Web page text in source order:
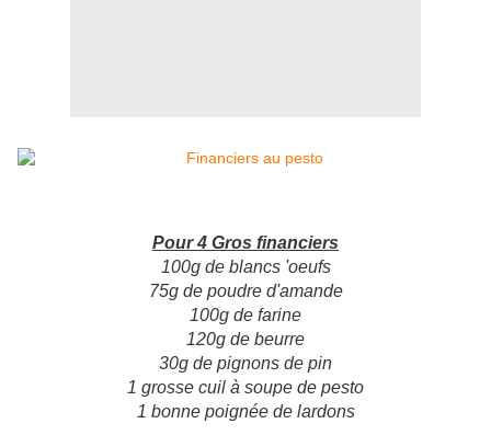
Pour 4 Gros financiers
100g de blancs 'oeufs
75g de poudre d'amande
100g de farine
120g de beurre
30g de pignons de pin
1 grosse cuil à soupe de pesto
1 bonne poignée de lardons